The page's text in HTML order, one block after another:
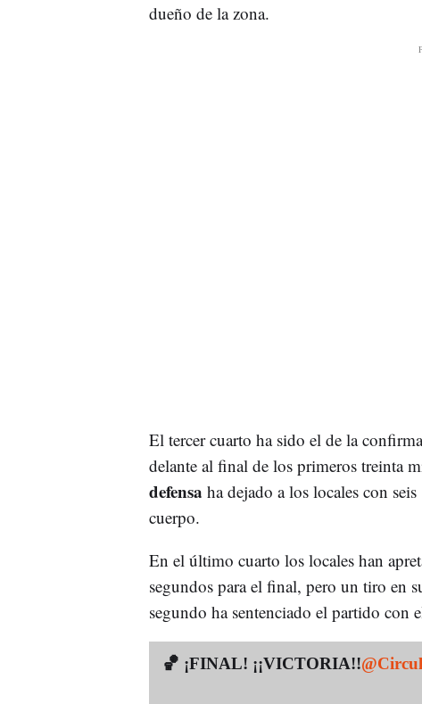
dueño de la zona.
El tercer cuarto ha sido el de la
delante al final de los primeros treinta
defensa ha dejado a los locales con
cuerpo.
En el último cuarto los locales han
segundos para el final, pero un tiro en
segundo ha sentenciado el partido con
🏀 ¡FINAL! ¡¡VICTORIA!!